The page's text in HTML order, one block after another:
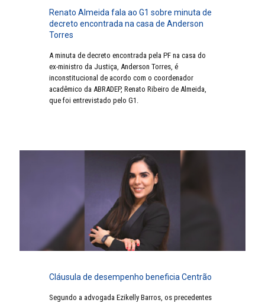
Renato Almeida fala ao G1 sobre minuta de
decreto encontrada na casa de Anderson
Torres
A minuta de decreto encontrada pela PF na casa do
ex-ministro da Justiça, Anderson Torres, é
inconstitucional de acordo com o coordenador
acadêmico da ABRADEP, Renato Ribeiro de Almeida,
que foi entrevistado pelo G1.
Cláusula de desempenho beneficia Centrão
Segundo a advogada Ezikelly Barros, os precedentes